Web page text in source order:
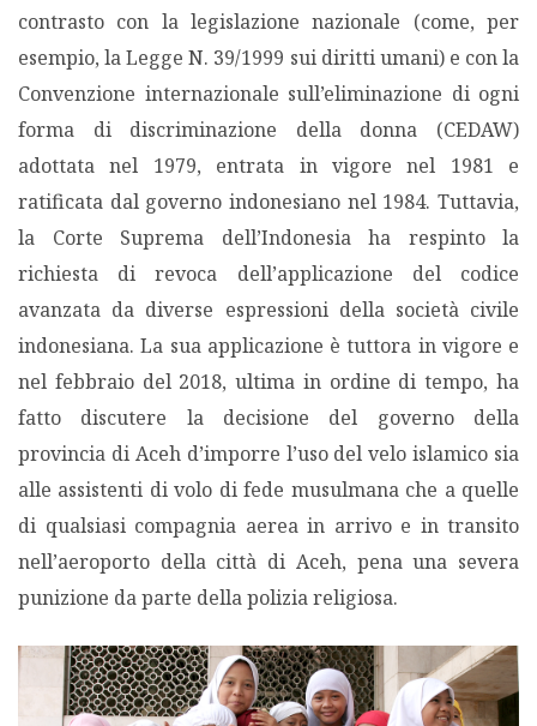
contrasto con la legislazione nazionale (come, per
esempio, la Legge N. 39/1999 sui diritti umani) e con la
Convenzione internazionale sull’eliminazione di ogni
forma di discriminazione della donna (CEDAW)
adottata nel 1979, entrata in vigore nel 1981 e
ratificata dal governo indonesiano nel 1984. Tuttavia,
la Corte Suprema dell’Indonesia ha respinto la
richiesta di revoca dell’applicazione del codice
avanzata da diverse espressioni della società civile
indonesiana. La sua applicazione è tuttora in vigore e
nel febbraio del 2018, ultima in ordine di tempo, ha
fatto discutere la decisione del governo della
provincia di Aceh d’imporre l’uso del velo islamico sia
alle assistenti di volo di fede musulmana che a quelle
di qualsiasi compagnia aerea in arrivo e in transito
nell’aeroporto della città di Aceh, pena una severa
punizione da parte della polizia religiosa.